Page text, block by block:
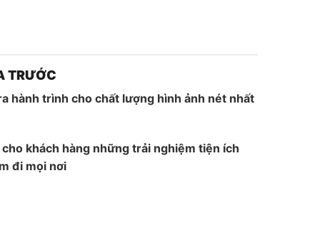
TRƯỚC
hành trình cho chất lượng hình ảnh nét nhất
khách hàng những trải nghiệm tiện ích
đi mọi nơi